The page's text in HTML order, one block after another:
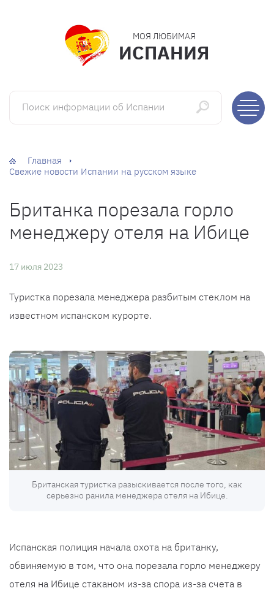
МОЯ ЛЮБИМАЯ
ИСПАНИЯ
Поиск информации об Испании
Главная
Свежие новости Испании на русском языке
Британка порезала горло
менеджеру отеля на Ибице
17 июля 2023
Туристка порезала менеджера разбитым стеклом на
известном испанском курорте.
Британская туристка разыскивается после того, как
серьезно ранила менеджера отеля на Ибице.
Испанская полиция начала охота на британку,
обвиняемую в том, что она порезала горло менеджеру
отеля на Ибице стаканом из-за спора из-за счета в